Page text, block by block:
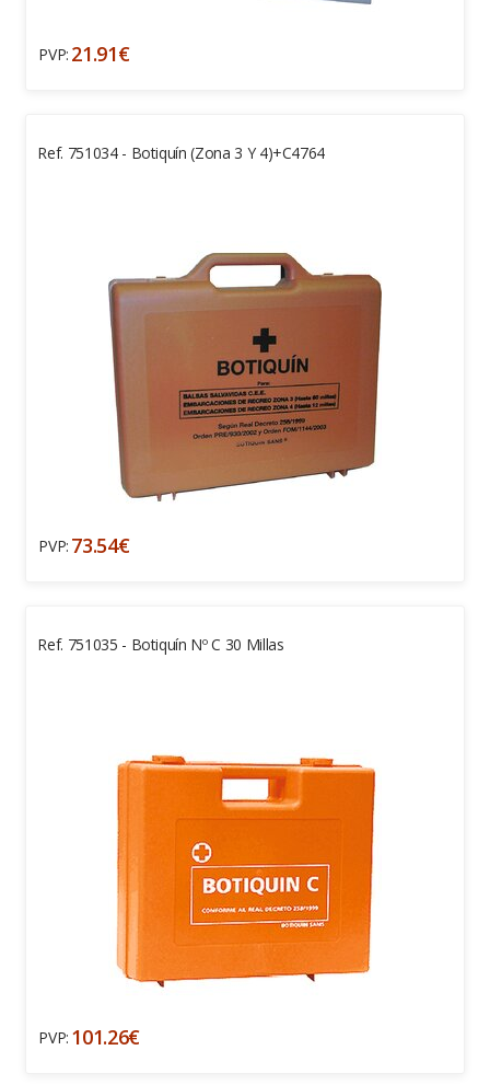
PVP: 21.91€
Ref. 751034 - Botiquín (zona 3 Y 4)+c4764
PVP: 73.54€
Ref. 751035 - Botiquín Nº C 30 Millas
PVP: 101.26€